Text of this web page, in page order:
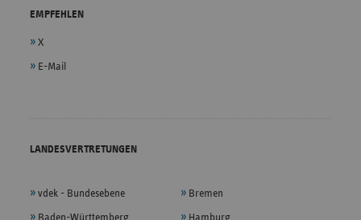
EMPFEHLEN
X
E-Mail
LANDESVERTRETUNGEN
vdek - Bundesebene
Baden-Württemberg
Bremen
Hamburg